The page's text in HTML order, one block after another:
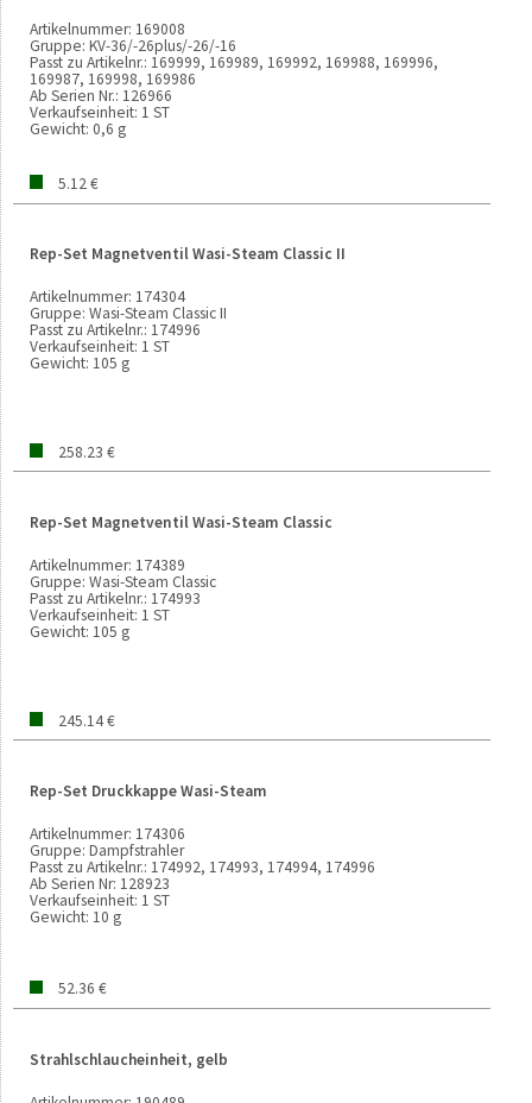
Artikelnummer: 169008
Gruppe: KV-36/-26plus/-26/-16
Passt zu Artikelnr.: 169999, 169989, 169992, 169988, 169996,
169987, 169998, 169986
Ab Serien Nr.: 126966
Verkaufseinheit: 1 ST
Gewicht: 0,6 g
5.12 €
Rep-Set Magnetventil Wasi-Steam Classic II
Artikelnummer: 174304
Gruppe: Wasi-Steam Classic II
Passt zu Artikelnr.: 174996
Verkaufseinheit: 1 ST
Gewicht: 105 g
258.23 €
Rep-Set Magnetventil Wasi-Steam Classic
Artikelnummer: 174389
Gruppe: Wasi-Steam Classic
Passt zu Artikelnr.: 174993
Verkaufseinheit: 1 ST
Gewicht: 105 g
245.14 €
Rep-Set Druckkappe Wasi-Steam
Artikelnummer: 174306
Gruppe: Dampfstrahler
Passt zu Artikelnr.: 174992, 174993, 174994, 174996
Ab Serien Nr: 128923
Verkaufseinheit: 1 ST
Gewicht: 10 g
52.36 €
Strahlschlaucheinheit, gelb